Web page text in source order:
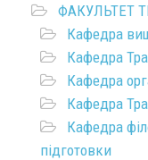
ФАКУЛЬТЕТ
Кафедра
Кафедра
Кафедра
Кафедра
Кафедра
підготовки